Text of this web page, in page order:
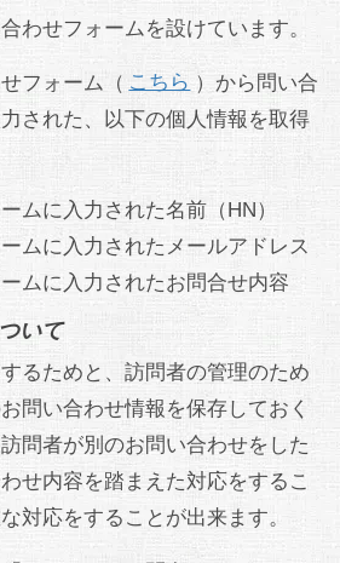
わせフォームを設けています。
フォーム（ こちら ）から問い合
された、以下の個人情報を取得
ムに入力された名前（HN）
ムに入力されたメールアドレス
ムに入力されたお問合せ内容
いて
るためと、訪問者の管理のため
問い合わせ情報を保存しておく
問者が別のお問い合わせをした
せ内容を踏まえた対応をするこ
対応をすることが出来ます。